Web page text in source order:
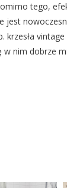
tego,
jest
krzesła vintage
nim dobrze